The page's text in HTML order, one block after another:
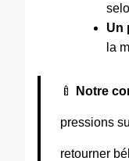
Un
la
🍼 Notre
pressions
retourner